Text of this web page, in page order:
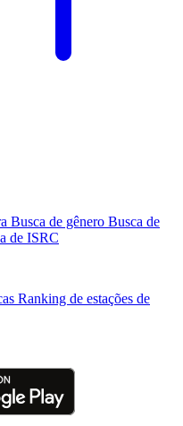
Busca de gênero Busca de
de ISRC
Ranking de estações de